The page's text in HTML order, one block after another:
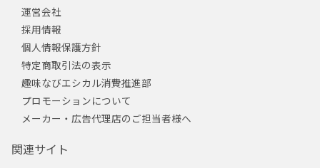
運営会社
採用情報
個人情報保護方針
特定商取引法の表示
趣味なびエシカル消費推進部
プロモーションについて
メーカー・広告代理店のご担当者様へ
関連サイト